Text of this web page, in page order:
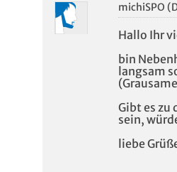
michiSPO
Hallo Ihr
bin
langsam
Gibt es zu
sein,
liebe